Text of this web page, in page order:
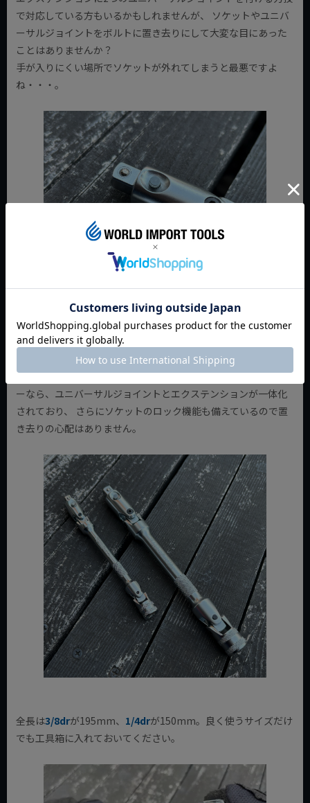
で対応している方もいるかもしれませんが、 ソケットやユニバ
ーサルジョイントをボルトに置き去りにして大変な目にあった
ことはありませんか？
手が入りにくい場所でソケットが外れてしまうと最悪ですよ
ね・・・。
VIM Toolsのダブルユニバーサルロッキングエクステンションバ
ーなら、ユニバーサルジョイントとエクステンションが一体化
されており、 さらにソケットのロック機能も備えているので置
き去りの心配はありません。
全長は3/8drが195mm、 1/4drが150mm。良く使うサイズだけ
でも工具箱に入れておいてください。